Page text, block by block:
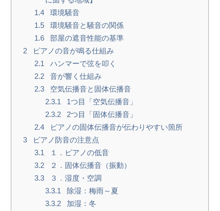
1.4
環境騒音
1.5
環境騒音と騒音の関係
1.6
部屋の遮音性能の基準
2
ピアノの音が鳴る仕組み
2.1
ハンマーで弦を叩く
2.2
音が響く仕組み
2.3
空気伝播音と固体伝播音
2.3.1
1つ目「空気伝播音」
2.3.2
2つ目「固体伝播音」
2.4
ピアノの固体伝播音が伝わりやすい箇所
3
ピアノ防音の注意点
3.1
１．ピアノの低音
3.2
２．固体伝播音（振動）
3.3
３．湿度・空調
3.3.1
除湿：梅雨～夏
3.3.2
加湿：冬